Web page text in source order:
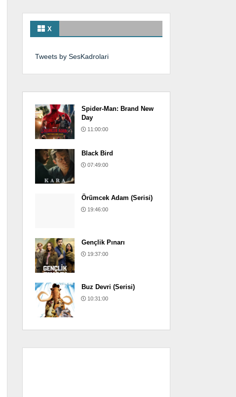
X
Tweets by SesKadrolari
Spider-Man: Brand New
Day
11:00:00
Black Bird
07:49:00
Örümcek Adam (Serisi)
19:46:00
Gençlik Pınarı
19:37:00
Buz Devri (Serisi)
10:31:00